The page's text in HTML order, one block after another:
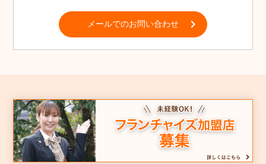
メールでのお問い合わせ